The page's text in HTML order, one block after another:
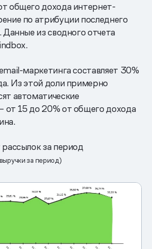
общего дохода интернет-
по атрибуции последнего
Данные из сводного отчета
маркетинга составляет 30%
Из этой доли примерно
автоматические
15 до 20% от общего дохода
за период
за период)